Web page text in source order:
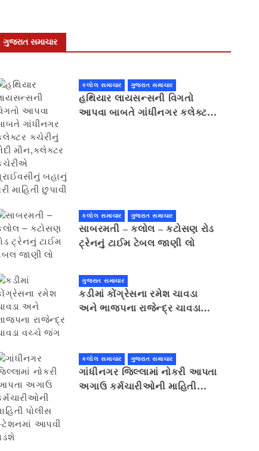
ગુજરાત સમાચાર
કલોલ સમાચાર ગુજરાત સમાચાર
હથિયાર લાયસન્સની વિગતો
આપવા બાબતે ગાંધીનગર કલેક્ટર
કલોલ સમાચાર ગુજરાત સમાચાર
સાબરમતી – કલોલ – કટોસણ રોડ
ટ્રેનનું ટાઈમ ટેબલ જાણી લો
ગુજરાત સમાચાર
કડીમાં કોંગ્રેસના રમેશ ચાવડા
અને ભાજપના રાજેન્દ્ર ચાવડા
કલોલ સમાચાર ગુજરાત સમાચાર
ગાંધીનગર જિલ્લામાં નોકરી આપતા
અગાઉ કર્મચારીઓની માહિતી